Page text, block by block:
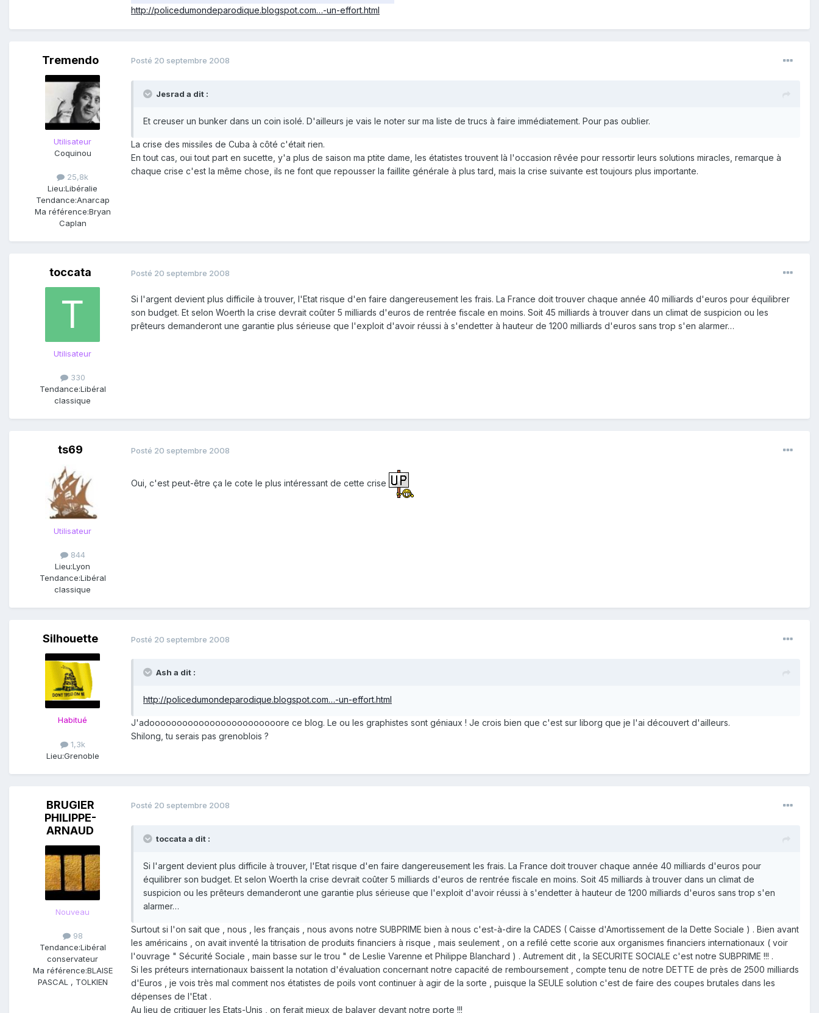
http://policedumondeparodique.blogspot.com…-un-effort.html
Tremendo
Utilisateur
Coquinou
25,8k
Lieu:Libéralie
Tendance:Anarcap
Ma référence:Bryan
Caplan
Posté 20 septembre 2008
Jesrad a dit :
Et creuser un bunker dans un coin isolé. D'ailleurs je vais le noter sur ma liste de trucs à faire immédiatement. Pour pas oublier.
La crise des missiles de Cuba à côté c'était rien.
En tout cas, oui tout part en sucette, y'a plus de saison ma ptite dame, les étatistes trouvent là l'occasion rêvée pour ressortir leurs solutions miracles, remarque à
chaque crise c'est la même chose, ils ne font que repousser la faillite générale à plus tard, mais la crise suivante est toujours plus importante.
toccata
Utilisateur
330
Tendance:Libéral
classique
Posté 20 septembre 2008
Si l'argent devient plus difficile à trouver, l'Etat risque d'en faire dangereusement les frais. La France doit trouver chaque année 40 milliards d'euros pour équilibrer
son budget. Et selon Woerth la crise devrait coûter 5 milliards d'euros de rentrée fiscale en moins. Soit 45 milliards à trouver dans un climat de suspicion ou les
prêteurs demanderont une garantie plus sérieuse que l'exploit d'avoir réussi à s'endetter à hauteur de 1200 milliards d'euros sans trop s'en alarmer…
ts69
Utilisateur
844
Lieu:Lyon
Tendance:Libéral
classique
Posté 20 septembre 2008
Oui, c'est peut-être ça le cote le plus intéressant de cette crise
Silhouette
Habitué
1,3k
Lieu:Grenoble
Posté 20 septembre 2008
Ash a dit :
http://policedumondeparodique.blogspot.com…-un-effort.html
J'adoooooooooooooooooooooooore ce blog. Le ou les graphistes sont géniaux ! Je crois bien que c'est sur liborg que je l'ai découvert d'ailleurs.
Shilong, tu serais pas grenoblois ?
BRUGIER
PHILIPPE-
ARNAUD
Nouveau
98
Tendance:Libéral
conservateur
Ma référence:BLAISE
PASCAL , TOLKIEN
Posté 20 septembre 2008
toccata a dit :
Si l'argent devient plus difficile à trouver, l'Etat risque d'en faire dangereusement les frais. La France doit trouver chaque année 40 milliards d'euros pour
équilibrer son budget. Et selon Woerth la crise devrait coûter 5 milliards d'euros de rentrée fiscale en moins. Soit 45 milliards à trouver dans un climat de
suspicion ou les prêteurs demanderont une garantie plus sérieuse que l'exploit d'avoir réussi à s'endetter à hauteur de 1200 milliards d'euros sans trop s'en
alarmer…
Surtout si l'on sait que , nous , les français , nous avons notre SUBPRIME bien à nous c'est-à-dire la CADES ( Caisse d'Amortissement de la Dette Sociale ) . Bien avant
les américains , on avait inventé la titrisation de produits financiers à risque , mais seulement , on a refilé cette scorie aux organismes financiers internationaux ( voir
l'ouvrage " Sécurité Sociale , main basse sur le trou " de Leslie Varenne et Philippe Blanchard ) . Autrement dit , la SECURITE SOCIALE c'est notre SUBPRIME !!! .
Si les préteurs internationaux baissent la notation d'évaluation concernant notre capacité de remboursement , compte tenu de notre DETTE de près de 2500 milliards
d'Euros , je vois très mal comment nos étatistes de poils vont continuer à agir de la sorte , puisque la SEULE solution c'est de faire des coupes brutales dans les
dépenses de l'Etat .
Au lieu de critiquer les Etats-Unis , on ferait mieux de balayer devant notre porte !!!